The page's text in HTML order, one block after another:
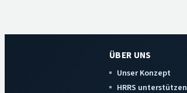
ÜBER UNS
Unser Konzept
HRRS unterstützen